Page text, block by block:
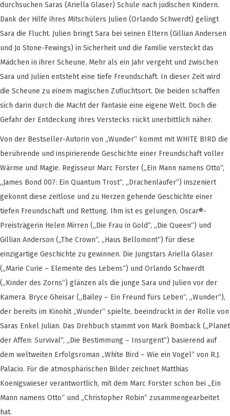
durchsuchen Saras (Ariella Glaser) Schule nach jüdischen Kindern.
Dank der Hilfe ihres Mitschülers Julien (Orlando Schwerdt) gelingt
Sara die Flucht. Julien bringt Sara bei seinen Eltern (Gillian Andersen
und Jo Stone-Fewings) in Sicherheit und die Familie versteckt das
Mädchen in ihrer Scheune. Mehr als ein Jahr vergeht und zwischen
Sara und Julien entsteht eine tiefe Freundschaft. In dieser Zeit wird
die Scheune zu einem magischen Zufluchtsort. Die beiden schaffen
sich darin durch die Macht der Fantasie eine eigene Welt. Doch die
Gefahr der Entdeckung ihres Verstecks rückt unerbittlich näher.
Von der Bestseller-Autorin von „Wunder“ kommt mit WHITE BIRD die
berührende und inspirierende Geschichte einer Freundschaft voller
Wärme und Magie. Regisseur Marc Forster („Ein Mann namens Otto“,
„James Bond 007: Ein Quantum Trost“, „Drachenläufer“) inszeniert
gekonnt diese zeitlose und zu Herzen gehende Geschichte einer
tiefen Freundschaft und Rettung. Ihm ist es gelungen, Oscar®-
Preisträgerin Helen Mirren („Die Frau in Gold“, „Die Queen“) und
Gillian Anderson („The Crown“, „Haus Bellomont“) für diese
einzigartige Geschichte zu gewinnen. Die Jungstars Ariella Glaser
(„Marie Curie – Elemente des Lebens“) und Orlando Schwerdt
(„Kinder des Zorns“) glänzen als die junge Sara und Julien vor der
Kamera. Bryce Gheisar („Bailey – Ein Freund fürs Leben“, „Wunder“),
der bereits im Kinohit „Wunder“ spielte, beeindruckt in der Rolle von
Saras Enkel Julian. Das Drehbuch stammt von Mark Bomback („Planet
der Affen: Survival“, „Die Bestimmung – Insurgent“) basierend auf
dem weltweiten Erfolgsroman „White Bird – Wie ein Vogel“ von R.J.
Palacio. Für die atmosphärischen Bilder zeichnet Matthias
Koenigswieser verantwortlich, mit dem Marc Forster schon bei „Ein
Mann namens Otto“ und „Christopher Robin“ zusammengearbeitet
hat.